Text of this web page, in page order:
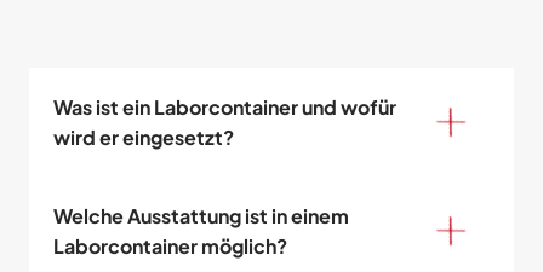
Was ist ein Laborcontainer und wofür
wird er eingesetzt?
Welche Ausstattung ist in einem
Laborcontainer möglich?